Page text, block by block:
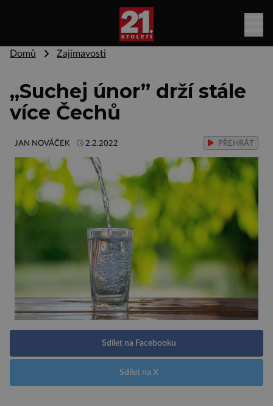
Domů Zajímavosti
„Suchej únor” drží stále
více Čechů
JAN NOVÁČEK 2.2.2022 PŘEHRÁT
Sdílet na Facebooku
Sdílet na X